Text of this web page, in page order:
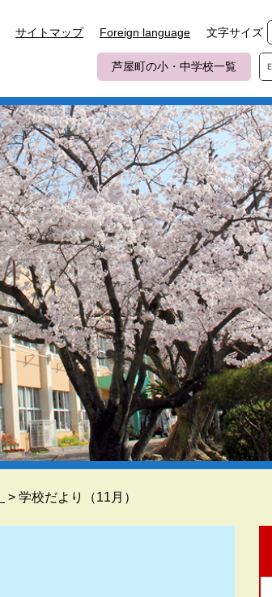
サイトマップ Foreign language 文字サイズ
芦屋町の小・中学校一覧
G
o
o
g
l
e
カ
ス
タ
ム
検
索
> 学校だより（11月）